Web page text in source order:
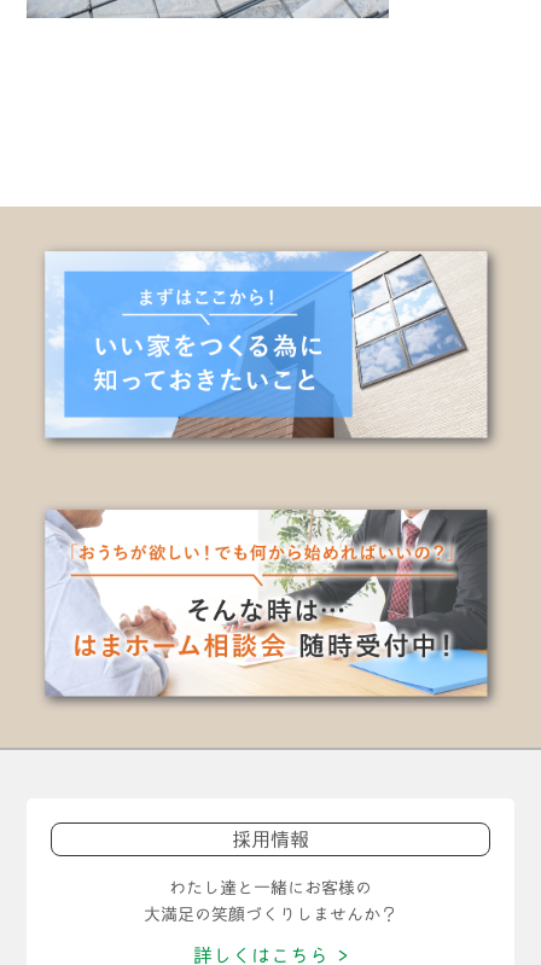
採用情報
わたし達と一緒にお客様の
大満足の笑顔づくりしませんか？
詳しくはこちら >